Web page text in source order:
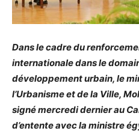
Dans le cadre du
internationale dans le
développement urbain, le
l’Urbanisme et de la Ville,
signé mercredi dernier au
d’entente avec la ministre